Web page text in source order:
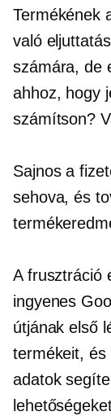
Termékének
való
számára, de
ahhoz, hogy
számítson?
Sajnos a
sehova, és
A frusztráció
ingyenes
útjának első
termékeit, és
adatok